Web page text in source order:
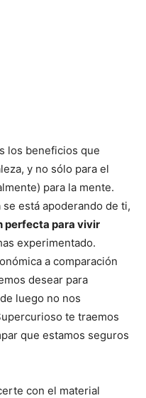
los beneficios que
y no sólo para el
para la mente.
está apoderando de ti,
perfecta para vivir
experimentado.
a comparación
desear para
luego no nos
te traemos
que estamos seguros
con el material